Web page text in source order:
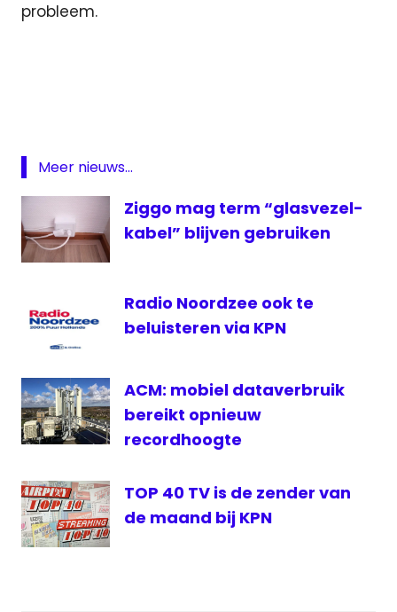
probleem.
projecten
Meer nieuws...
Ziggo mag term “glasvezel-
kabel” blijven gebruiken
Radio Noordzee ook te
beluisteren via KPN
ACM: mobiel dataverbruik
bereikt opnieuw
recordhoogte
TOP 40 TV is de zender van
de maand bij KPN